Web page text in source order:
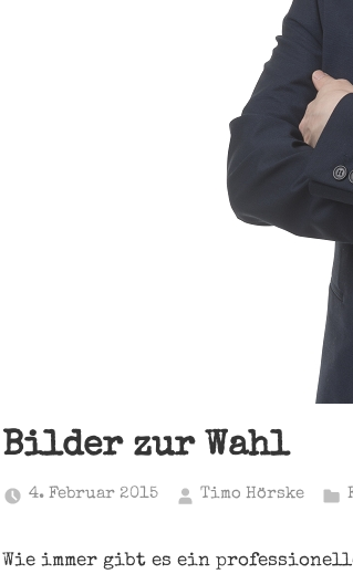
Bilder zur Wahl
4. Februar 2015 Timo Hörske
Wie immer gibt es ein